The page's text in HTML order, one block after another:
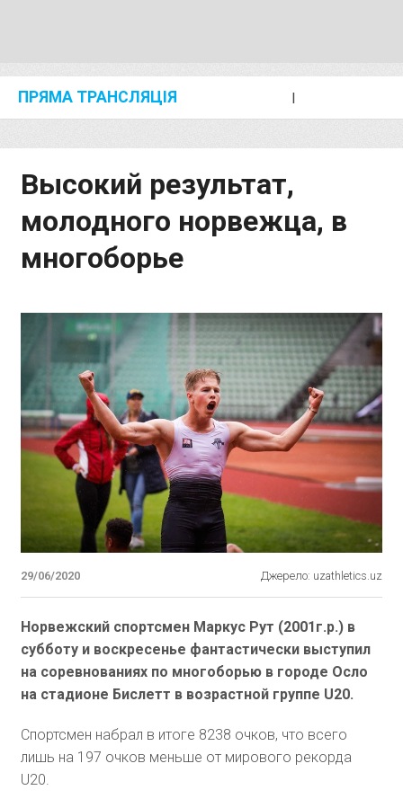
ПРЯМА ТРАНСЛЯЦІЯ I
Высокий результат,
молодного норвежца, в
многоборье
29/06/2020 Джерело: uzathletics.uz
Норвежский спортсмен Маркус Рут (2001г.р.) в
субботу и воскресенье фантастически выступил
на соревнованиях по многоборью в городе Осло
на стадионе Бислетт в возрастной группе U20.
Спортсмен набрал в итоге 8238 очков, что всего
лишь на 197 очков меньше от мирового рекорда
U20.